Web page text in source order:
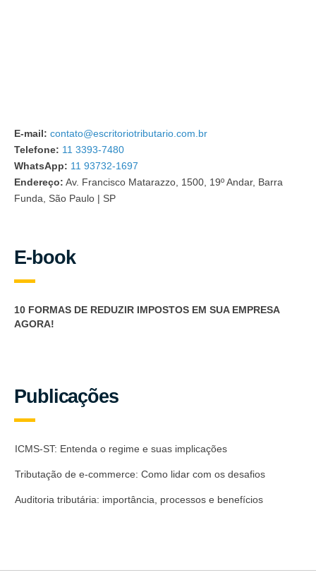
E-mail: contato@escritoriotributario.com.br
Telefone: 11 3393-7480
WhatsApp: 11 93732-1697
Endereço: Av. Francisco Matarazzo, 1500, 19º Andar, Barra
Funda, São Paulo | SP
E-book
10 FORMAS DE REDUZIR IMPOSTOS EM SUA EMPRESA
AGORA!
Publicações
ICMS-ST: Entenda o regime e suas implicações
Tributação de e-commerce: Como lidar com os desafios
Auditoria tributária: importância, processos e benefícios